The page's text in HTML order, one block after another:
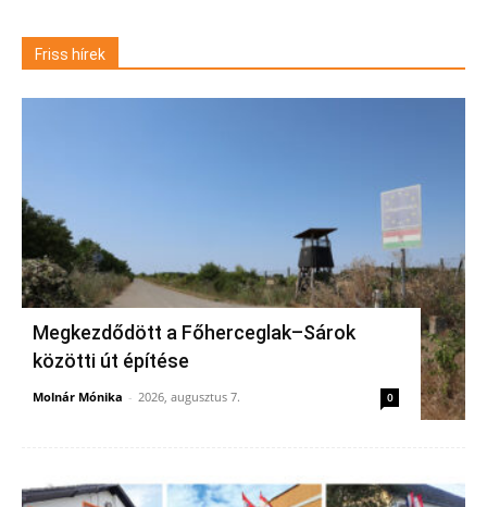
Friss hírek
Megkezdődött a Főherceglak–Sárok
közötti út építése
Molnár Mónika - 2026, augusztus 7. 0